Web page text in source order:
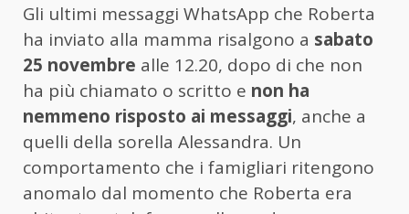
Gli ultimi messaggi WhatsApp che Roberta
ha inviato alla mamma risalgono a sabato
25 novembre alle 12.20, dopo di che non
ha più chiamato o scritto e non ha
nemmeno risposto ai messaggi, anche a
quelli della sorella Alessandra. Un
comportamento che i famigliari ritengono
anomalo dal momento che Roberta era